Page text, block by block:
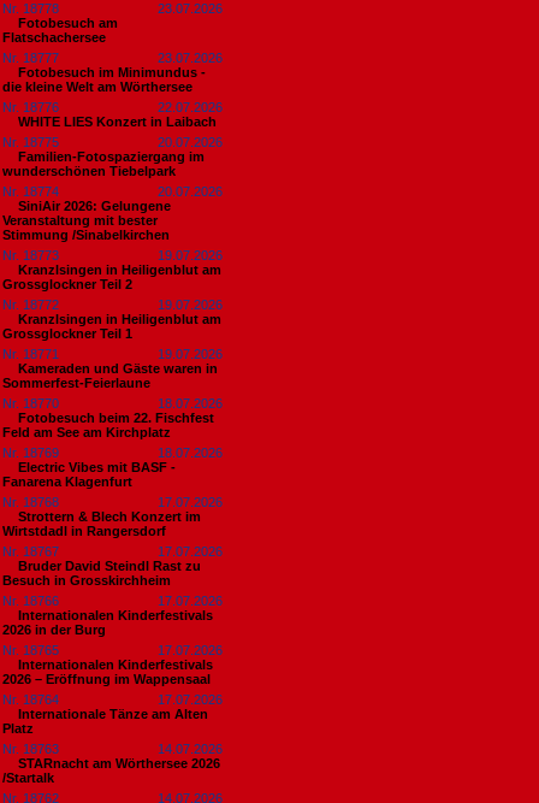
Nr. 18778
23.07.2026
Fotobesuch am
Flatschachersee
Nr. 18777
23.07.2026
Fotobesuch im Minimundus -
die kleine Welt am Wörthersee
Nr. 18776
22.07.2026
WHITE LIES Konzert in Laibach
Nr. 18775
20.07.2026
Familien-Fotospaziergang im
wunderschönen Tiebelpark
Nr. 18774
20.07.2026
SiniAir 2026: Gelungene
Veranstaltung mit bester
Stimmung /Sinabelkirchen
Nr. 18773
19.07.2026
Kranzlsingen in Heiligenblut am
Grossglockner Teil 2
Nr. 18772
19.07.2026
Kranzlsingen in Heiligenblut am
Grossglockner Teil 1
Nr. 18771
19.07.2026
Kameraden und Gäste waren in
Sommerfest-Feierlaune
Nr. 18770
18.07.2026
Fotobesuch beim 22. Fischfest
Feld am See am Kirchplatz
Nr. 18769
18.07.2026
Electric Vibes mit BASF -
Fanarena Klagenfurt
Nr. 18768
17.07.2026
Strottern & Blech Konzert im
Wirtstdadl in Rangersdorf
Nr. 18767
17.07.2026
Bruder David Steindl Rast zu
Besuch in Grosskirchheim
Nr. 18766
17.07.2026
Internationalen Kinderfestivals
2026 in der Burg
Nr. 18765
17.07.2026
Internationalen Kinderfestivals
2026 – Eröffnung im Wappensaal
Nr. 18764
17.07.2026
Internationale Tänze am Alten
Platz
Nr. 18763
14.07.2026
STARnacht am Wörthersee 2026
/Startalk
Nr. 18762
14.07.2026